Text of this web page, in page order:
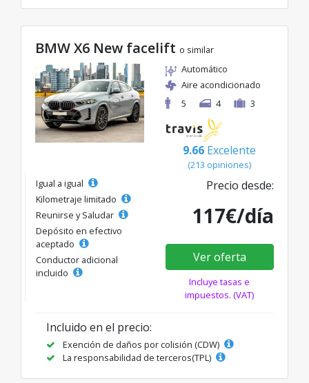
BMW X6 New facelift o similar
Automático
Aire acondicionado
5
4 3
9.66 Excelente
(213 opiniones)
Igual a igual
Kilometraje limitado
Reunirse y Saludar
Depósito en efectivo
aceptado
Conductor adicional
incluido
Precio desde:
117€/día
Ver oferta
Incluye tasas e
impuestos. (VAT)
Incluido en el precio:
Exención de daños por colisión (CDW)
La responsabilidad de terceros(TPL)